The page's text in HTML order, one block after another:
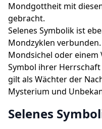
Mondgottheit mit
gebracht.
Selenes Symbolik ist
Mondzyklen
Mondsichel oder
Symbol ihrer
gilt als Wächter der
Mysterium und
Selenes